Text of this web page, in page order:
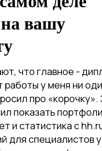
вашу
что главное -
работы у меня ни
про «корочку».
показать
и статистика с
для специалистов